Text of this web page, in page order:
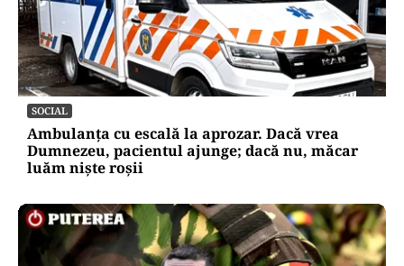
SOCIAL
Ambulanța cu escală la aprozar. Dacă vrea
Dumnezeu, pacientul ajunge; dacă nu, măcar
luăm niște roșii